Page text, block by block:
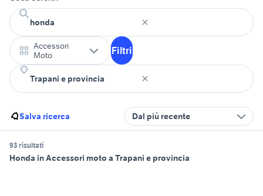
Accessori
Moto
Filtri
Salva ricerca Dal più recente
93 risultati
Honda in Accessori moto a Trapani e provincia